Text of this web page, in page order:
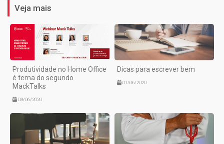
Veja mais
Produtividade no Home Office
é tema do segundo
MackTalks
03/06/2020
Dicas para escrever bem
01/06/2020